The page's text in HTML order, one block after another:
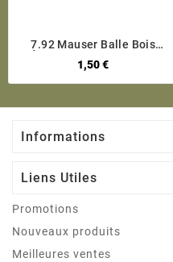
7.92 Mauser Balle Bois
1,50 €
Informations
Liens Utiles
Promotions
Nouveaux produits
Meilleures ventes